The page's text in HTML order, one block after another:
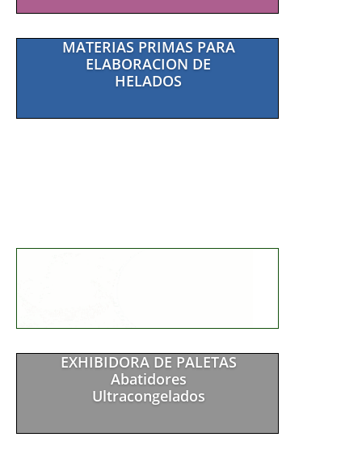
MATERIAS PRIMAS PARA
ELABORACION DE
HELADOS
EXHIBIDORA DE PALETAS
Abatidores
Ultracongelados